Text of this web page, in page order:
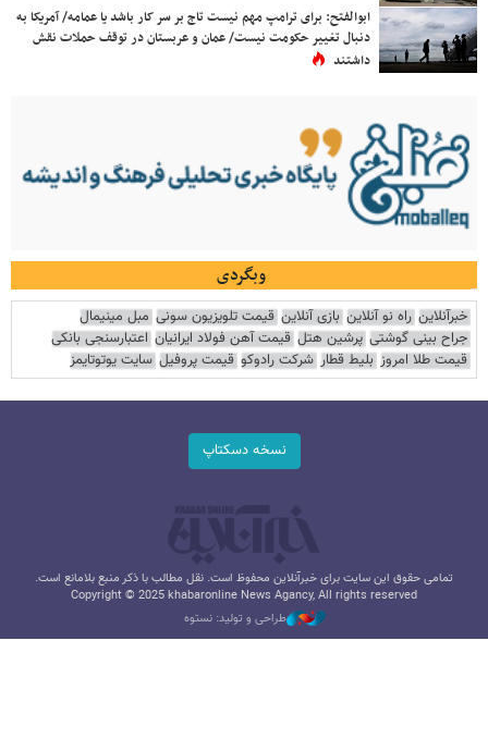
ابوالفتح: برای ترامپ مهم نیست تاج بر سر کار باشد یا عمامه/ آمریکا به
دنبال تغییر حکومت نیست/ عمان و عربستان در توقف حملات نقش
داشتند
وبگردی
خبرآنلاین راه نو آنلاین بازی آنلاین قیمت تلویزیون سونی مبل مینیمال
جراح بینی گوشتی پرشین هتل قیمت آهن فولاد ایرانیان اعتبارسنجی بانکی
قیمت طلا امروز بلیط قطار شرکت رادوکو قیمت پروفیل سایت یوتوتایمز
نسخه دسکتاپ
تمامی حقوق این سایت برای خبرآنلاین محفوظ است. نقل مطالب با ذکر منبع بلامانع است.
Copyright © 2025 khabaronline News Agancy, All rights reserved
طراحی و تولید: نستوه